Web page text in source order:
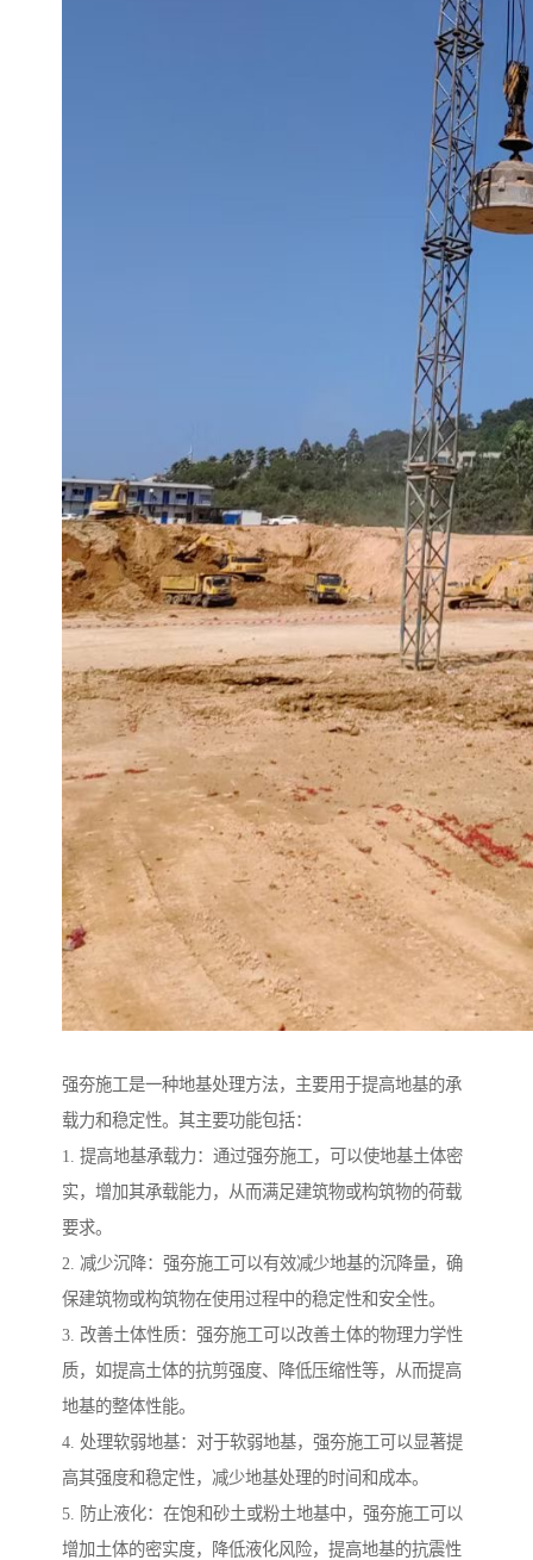
强夯施工是一种地基处理方法，主要用于提高地基的承
载力和稳定性。其主要功能包括：
1. 提高地基承载力：通过强夯施工，可以使地基土体密
实，增加其承载能力，从而满足建筑物或构筑物的荷载
要求。
2. 减少沉降：强夯施工可以有效减少地基的沉降量，确
保建筑物或构筑物在使用过程中的稳定性和安全性。
3. 改善土体性质：强夯施工可以改善土体的物理力学性
质，如提高土体的抗剪强度、降低压缩性等，从而提高
地基的整体性能。
4. 处理软弱地基：对于软弱地基，强夯施工可以显著提
高其强度和稳定性，减少地基处理的时间和成本。
5. 防止液化：在饱和砂土或粉土地基中，强夯施工可以
增加土体的密实度，降低液化风险，提高地基的抗震性